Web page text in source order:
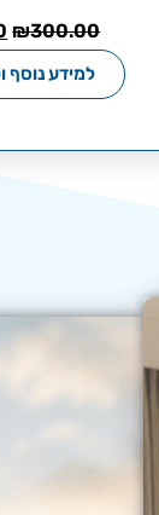
₪300.00
למידע נוסף